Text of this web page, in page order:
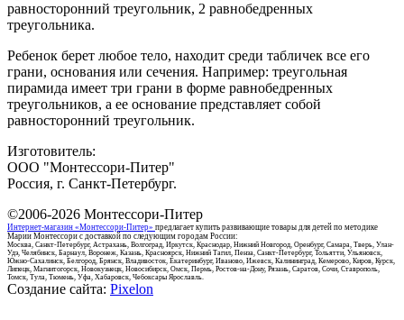
равносторонний треугольник, 2 равнобедренных
треугольника.
Ребенок берет любое тело, находит среди табличек все его
грани, основания или сечения. Например: треугольная
пирамида имеет три грани в форме равнобедренных
треугольников, а ее основание представляет собой
равносторонний треугольник.
Изготовитель:
ООО "Монтессори-Питер"
Россия, г. Санкт-Петербург.
©2006-2026 Монтессори-Питер
Интернет-магазин «Монтессори-Питер» предлагает купить развивающие товары для детей по методике
Марии Монтессори с доставкой по следующим городам России:
Москва, Санкт-Петербург, Астрахань, Волгоград, Иркутск, Краснодар, Нижний Новгород, Оренбург, Самара, Тверь, Улан-
Удэ, Челябинск, Барнаул, Воронеж, Казань, Красноярск, Нижний Тагил, Пенза, Санкт-Петербург, Тольятти, Ульяновск,
Южно-Сахалинск, Белгород, Брянск, Владивосток, Екатеринбург, Иваново, Ижевск, Калининград, Кемерово, Киров, Курск,
Липецк, Магнитогорск, Новокузнецк, Новосибирск, Омск, Пермь, Ростов-на-Дону, Рязань, Саратов, Сочи, Ставрополь,
Томск, Тула, Тюмень, Уфа, Хабаровск, Чебоксары Ярославль.
Создание сайта: Pixelon